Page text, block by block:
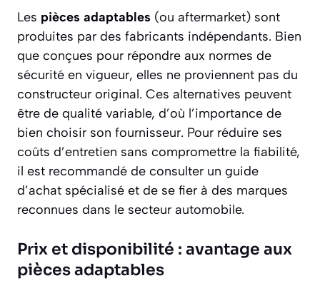
Les pièces adaptables (ou aftermarket) sont
produites par des fabricants indépendants. Bien
que conçues pour répondre aux normes de
sécurité en vigueur, elles ne proviennent pas du
constructeur original. Ces alternatives peuvent
être de qualité variable, d’où l’importance de
bien choisir son fournisseur. Pour réduire ses
coûts d’entretien sans compromettre la fiabilité,
il est recommandé de consulter un guide
d’achat spécialisé et de se fier à des marques
reconnues dans le secteur automobile.
Prix et disponibilité : avantage aux
pièces adaptables